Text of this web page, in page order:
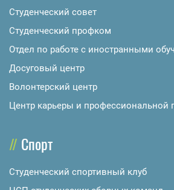
Студенческий совет
Студенческий профком
Отдел по работе с иностранными
Досуговый центр
Волонтерский центр
Центр карьеры и профессиональной
Спорт
Студенческий спортивный клуб